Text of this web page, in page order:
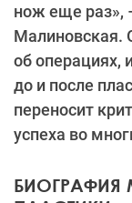
нож еще раз»,
Малиновская.
об операциях,
до и после
переносит
успеха во